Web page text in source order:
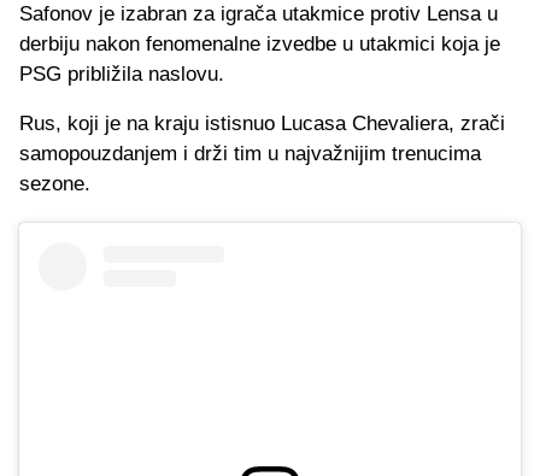
Safonov je izabran za igrača utakmice protiv Lensa u
derbiju nakon fenomenalne izvedbe u utakmici koja je
PSG približila naslovu.
Rus, koji je na kraju istisnuo Lucasa Chevaliera, zrači
samopouzdanjem i drži tim u najvažnijim trenucima
sezone.